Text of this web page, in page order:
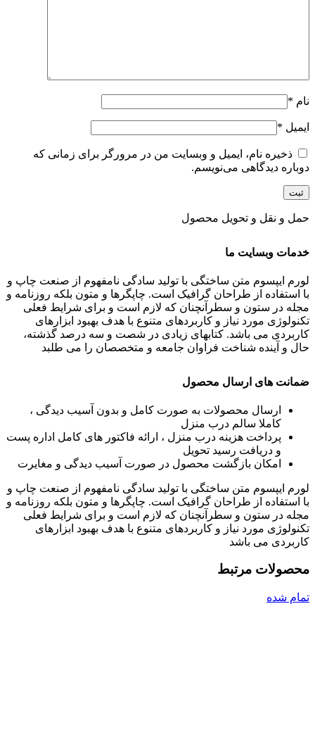
نام *
ایمیل *
ذخیره نام، ایمیل و وبسایت من در مرورگر برای زمانی که
دوباره دیدگاهی می‌نویسم.
حمل و نقل و تحویل محصول
خدمات وبسایت ما
لورم ایپسوم متن ساختگی با تولید سادگی نامفهوم از صنعت چاپ و
با استفاده از طراحان گرافیک است. چاپگرها و متون بلکه روزنامه و
مجله در ستون و سطرآنچنان که لازم است و برای شرایط فعلی
تکنولوژی مورد نیاز و کاربردهای متنوع با هدف بهبود ابزارهای
کاربردی می باشد. کتابهای زیادی در شصت و سه درصد گذشته،
حال و آینده شناخت فراوان جامعه و متخصصان را می طلبد
ضمانت های ارسال محصول
ارسال محصولات به صورت کامل و بدون آسیب دیدگی ،
کاملا سالم درب منزل
پرداخت هزینه درب منزل ، ارائه فاکتور های کامل اداره پست
و دریافت رسید تحویل
امکان بازگشت محصول در صورت آسیب دیدگی و مغایرت
لورم ایپسوم متن ساختگی با تولید سادگی نامفهوم از صنعت چاپ و
با استفاده از طراحان گرافیک است. چاپگرها و متون بلکه روزنامه و
مجله در ستون و سطرآنچنان که لازم است و برای شرایط فعلی
تکنولوژی مورد نیاز و کاربردهای متنوع با هدف بهبود ابزارهای
کاربردی می باشد
محصولات مرتبط
تمام شده